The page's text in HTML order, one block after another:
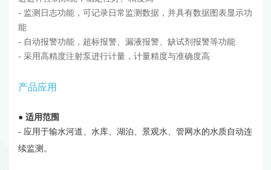
- 监测日志功能，可记录日常监测数据，并具有数据图表显示功
能
- 自动报警功能，超标报警、漏液报警、缺试剂报警等功能
- 采用高精度注射泵进行计量，计量精度与准确度高
产品应用
● 适用范围
- 应用于输水河道、水库、湖泊、景观水、管网水的水质自动连
续监测。